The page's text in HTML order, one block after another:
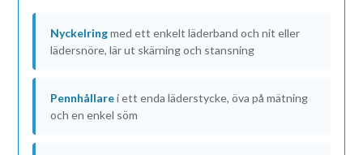
Nyckelringmed ett enkelt läderband och nit eller
lädersnöre, lär ut skärning och stansning
Pennhållarei ett enda läderstycke, öva på mätning
och en enkel söm